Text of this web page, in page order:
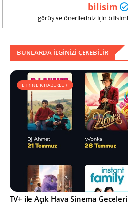
bilisim
görüş ve önerileriniz için
BUNLARDA ILGINIZI ÇEKEBILIR
ETKİNLİK HABERLERİ
TV+ ile Açık Hava Sinema